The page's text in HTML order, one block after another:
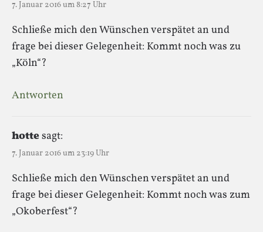
7. Januar 2016 um 8:27 Uhr
Schließe mich den Wünschen verspätet an und
frage bei dieser Gelegenheit: Kommt noch was zu
„Köln“?
Antworten
hottesagt:
7. Januar 2016 um 23:19 Uhr
Schließe mich den Wünschen verspätet an und
frage bei dieser Gelegenheit: Kommt noch was zum
„Okoberfest“?